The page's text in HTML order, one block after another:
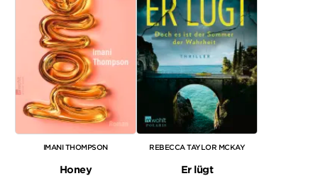
IMANI THOMPSON
Honey
REBECCA TAYLOR MCKAY
Er lügt